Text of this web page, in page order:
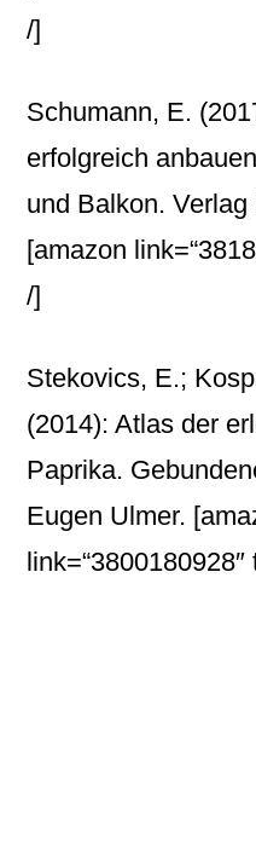
/]
Schumann, E.
erfolgreich
und Balkon.
[amazon
/]
Stekovics, E.;
(2014): Atlas der
Paprika.
Eugen Ulmer.
link=“3800180928″